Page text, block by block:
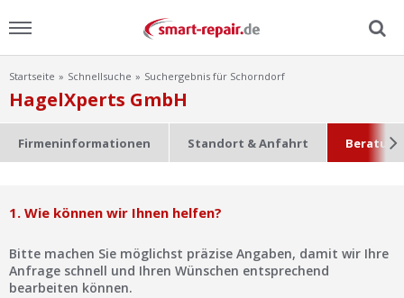
Menu
Home
Ratgeber
FAQ
Startseite Schnellsuche Suchergebnis für Schorndorf
HagelXperts GmbH
Firmeninformationen Standort & Anfahrt
1. Wie können wir Ihnen helfen?
Bitte machen Sie möglichst präzise Angaben, damit wir Ihre
Anfrage schnell und Ihren Wünschen entsprechend
bearbeiten können.